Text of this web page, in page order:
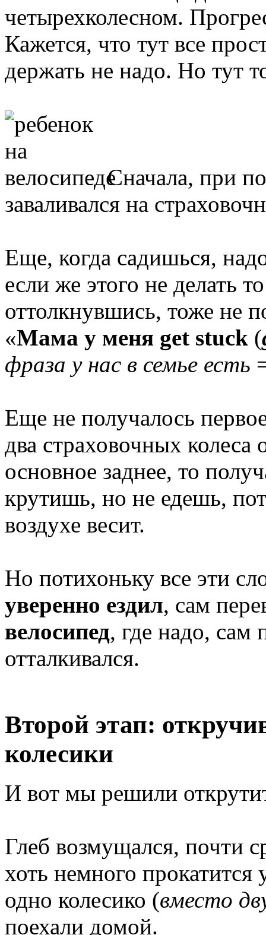
четырехколесном.
Кажется, что тут все
держать не надо. Но тут
Сначала, при
заваливался на
Еще, когда садишься,
если же этого не делать
оттолкнувшись, тоже не
«Мама у меня get stuck (
фраза у нас в семье есть
Еще не получалось
два страховочных
основное заднее, то
крутишь, но не едешь,
воздухе весит.
Но потихоньку все эти
уверенно ездил, сам
велосипед, где надо, сам
отталкивался.
Второй этап:
колесики
И вот мы решили
Глеб возмущался, почти
хоть немного прокатится
одно колесико (вместо
поехали домой.